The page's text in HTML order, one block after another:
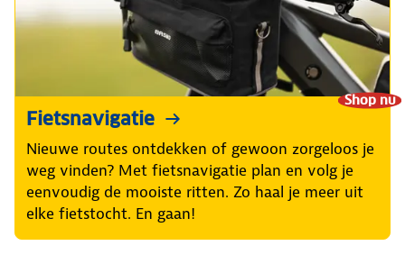
Shop nu
Fietsnavigatie
Nieuwe routes ontdekken of gewoon zorgeloos je
weg vinden? Met fietsnavigatie plan en volg je
eenvoudig de mooiste ritten. Zo haal je meer uit
elke fietstocht. En gaan!